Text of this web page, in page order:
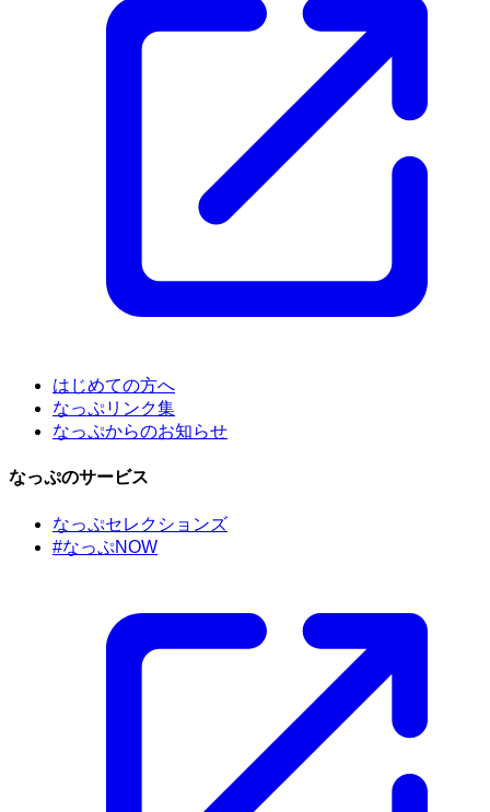
はじめての方へ
なっぷリンク集
なっぷからのお知らせ
なっぷのサービス
なっぷセレクションズ
#なっぷNOW